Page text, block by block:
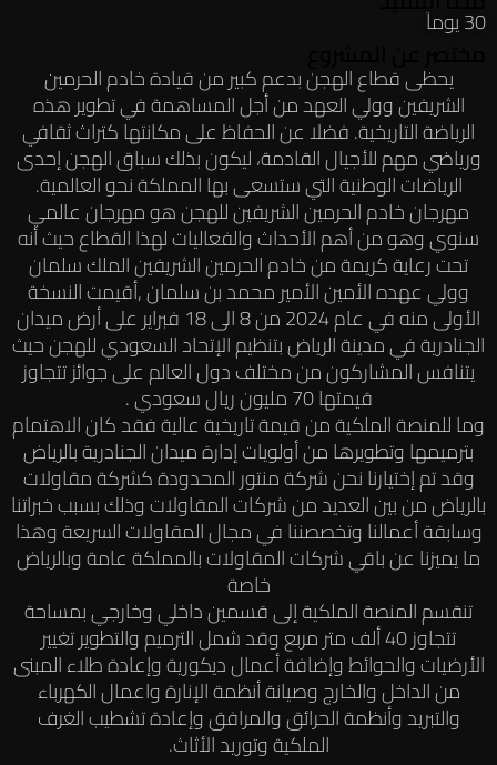
30 يوماَ
يحظى قطاع الهجن بدعم كبير من قيادة خادم الحرمين
الشريفين وولي العهد من أجل المساهمة في تطوير هذه
الرياضة التاريخية. فضلا عن الحفاظ على مكانتها كتراث ثقافي
ورياضي مهم للأجيال القادمة، ليكون بذلك سباق الهجن إحدى
الرياضات الوطنية التي ستسعى بها المملكة نحو العالمية.
مهرجان خادم الحرمين الشريفين للهجن هو مهرجان عالمي
سنوي وهو من أهم الأحداث والفعاليات لهذا القطاع حيث أنه
تحت رعاية كريمة من خادم الحرمين الشريفين الملك سلمان
وولي عهده الأمين الأمير محمد بن سلمان ,أقيمت النسخة
الأولى منه في عام 2024 من 8 الى 18 فبراير على أرض ميدان
الجنادرية في مدينة الرياض بتنظيم الإتحاد السعودي للهجن حيث
يتنافس المشاركون من مختلف دول العالم على جوائز تتجاوز
قيمتها 70 مليون ريال سعودي .
وما للمنصة الملكية من قيمة تاريخية عالية فقد كان الاهتمام
بترميمها وتطويرها من أولويات إدارة ميدان الجنادرية بالرياض
وقد تم إختيارنا نحن شركة منتور المحدودة كشركة مقاولات
بالرياض من بين العديد من شركات المقاولات وذلك بسبب خبراتنا
وسابقة أعمالنا وتخصصننا في مجال المقاولات السريعة وهذا
ما يميزنا عن باقي شركات المقاولات بالمملكة عامة وبالرياض
خاصة
تنقسم المنصة الملكية إلى قسمين داخلي وخارجي بمساحة
تتجاوز 40 ألف متر مربع وقد شمل الترميم والتطوير تغيير
الأرضيات والحوائط وإضافة أعمال ديكورية وإعادة طلاء المبنى
من الداخل والخارج وصيانة أنظمة الإنارة واعمال الكهرباء
والتبريد وأنظمة الحرائق والمرافق وإعادة تشطيب الغرف
الملكية وتوريد الأثاث.